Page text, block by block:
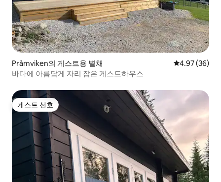
Pråmviken의 게스트용 별채 평점 4.97점(5
4.97 (36)
바다에 아름답게 자리 잡은 게스트하우스
게스트 선호
게스트 선호